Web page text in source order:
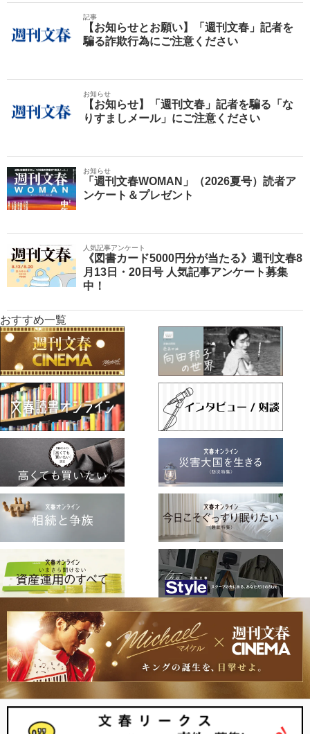
記事
【お知らせとお願い】「週刊文春」記者を
騙る詐欺行為にご注意ください
お知らせ
【お知らせ】「週刊文春」記者を騙る「な
りすましメール」にご注意ください
お知らせ
「週刊文春WOMAN」（2026夏号）読者ア
ンケート＆プレゼント
人気記事アンケート
《図書カード5000円分が当たる》週刊文春8
月13日・20日号 人気記事アンケート募集
中！
おすすめ一覧